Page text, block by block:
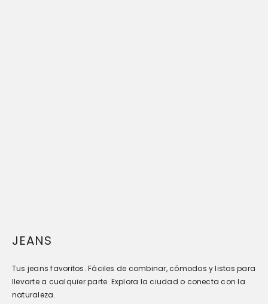
JEANS
Tus jeans favoritos. Fáciles de combinar, cómodos y listos para
llevarte a cualquier parte. Explora la ciudad o conecta con la
naturaleza.